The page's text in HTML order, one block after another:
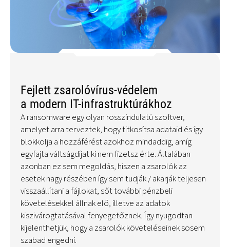
Fejlett zsarolóvírus-védelem
a modern IT-infrastruktúrákhoz
A ransomware egy olyan rosszindulatú szoftver,
amelyet arra terveztek, hogy titkosítsa adataid és így
blokkolja a hozzáférést azokhoz mindaddig, amíg
egyfajta váltságdíjat ki nem fizetsz érte. Általában
azonban ez sem megoldás, hiszen a zsarolók az
esetek nagy részében így sem tudják / akarják teljesen
visszaállítani a fájlokat, sőt további pénzbeli
követelésekkel állnak elő, illetve az adatok
kiszivárogtatásával fenyegetőznek. Így nyugodtan
kijelenthetjük, hogy a zsarolók követeléseinek sosem
szabad engedni.